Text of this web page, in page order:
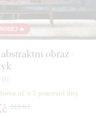
🔥
obraz -
( 1 )
už o 3 pracovní dny
819 Kč